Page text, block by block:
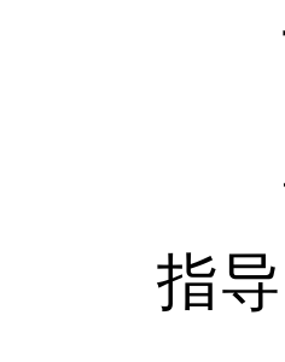
坚
指